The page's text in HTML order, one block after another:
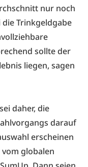
nur noch
die Trinkgeldgabe
sollte der
liegen, sagen
daher, die
darauf
erscheinen
globalen